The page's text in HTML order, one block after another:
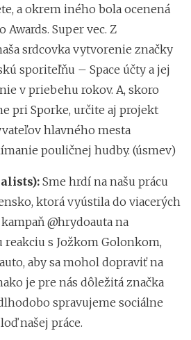
a okrem iného bola ocenená
Awards. Super vec. Z
srdcovka vytvorenie značky
sporiteľňu – Space účty a jej
v priebehu rokov. A, skoro
pri Sporke, určite aj projekt
hlavného mesta
pouličnej hudby. (úsmev)
Sme hrdí na našu prácu
ktorá vyústila do viacerých
@hrydoauta na
reakciu s Jožkom Golonkom,
aby sa mohol dopraviť na
je pre nás dôležitá značka
spravujeme sociálne
našej práce.